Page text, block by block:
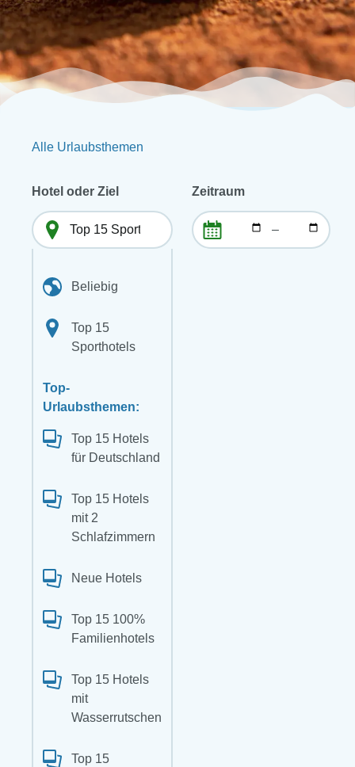
Alle Urlaubsthemen
Hotel oder Ziel
Beliebig
Top 15
Sporthotels
Top-
Urlaubsthemen:
Top 15 Hotels
für Deutschland
Top 15 Hotels
mit 2
Schlafzimmern
Neue Hotels
Top 15 100%
Familienhotels
Top 15 Hotels
mit
Wasserrutschen
Top 15
Zeitraum
–